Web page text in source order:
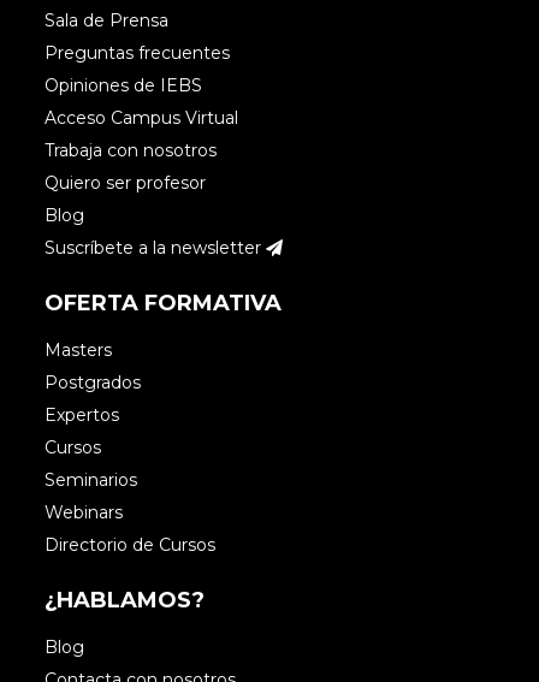
Sala de Prensa
Preguntas frecuentes
Opiniones de IEBS
Acceso Campus Virtual
Trabaja con nosotros
Quiero ser profesor
Blog
Suscríbete a la newsletter
OFERTA FORMATIVA
Masters
Postgrados
Expertos
Cursos
Seminarios
Webinars
Directorio de Cursos
¿HABLAMOS?
Blog